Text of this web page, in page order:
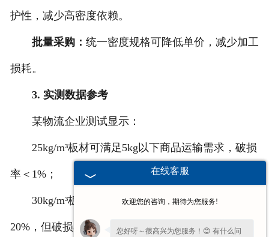
护性，减少高密度依赖。
批量采购： 统一密度规格可降低单价，减少加工
损耗。
3. 实测数据参考
某物流企业测试显示：
25kg/m³板材可满足5kg以下商品运输需求，破损
率＜1%；
30kg/m³板材用于10kg以上物品时，成本增加
20%，但破损率降至0.3%。
在线客服
欢迎您的咨询，期待为您服务!
您好呀～很高兴为您服务！😊 有什么问